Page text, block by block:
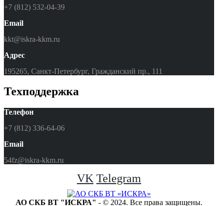
+7 (812) 532-04-39
Email
kkt@iskra-kkm.ru
Адрес
195265, Санкт-Петербург, Гражданский пр., 111
Техподдержка
Телефон
+7 (812) 336-64-06
Email
54fz@iskra-kkm.ru
VK Telegram
АО СКБ ВТ "ИСКРА" - © 2024. Все права защищены.